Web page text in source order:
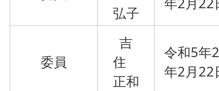
弘子
委員
吉
住
正和
令和5
年2月22